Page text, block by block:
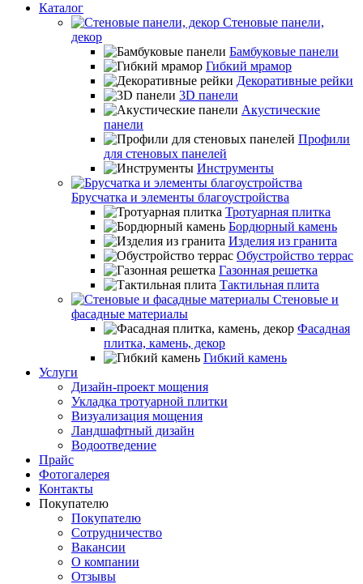
Каталог
Стеновые панели,
декор
Бамбуковые панели
Гибкий мрамор
Декоративные рейки
3D панели
Акустические
панели
Профили
для стеновых панелей
Инструменты
Брусчатка и элементы благоустройства
Тротуарная плитка
Бордюрный камень
Изделия из гранита
Обустройство террас
Газонная решетка
Тактильная плита
Стеновые и
фасадные материалы
Фасадная
плитка, камень, декор
Гибкий камень
Услуги
Дизайн-проект мощения
Укладка тротуарной плитки
Визуализация мощения
Ландшафтный дизайн
Водоотведение
Прайс
Фотогалерея
Контакты
Покупателю
Покупателю
Сотрудничество
Вакансии
О компании
Отзывы